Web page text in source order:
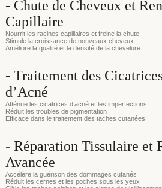
- Chute de Cheveux et
Capillaire
Nourrit les racines capillaires et freine la chute
Stimule la croissance de nouveaux cheveux
Améliore la qualité et la densité de la chevelure
- Traitement des
d’Acné
Atténue les cicatrices d’acné et les imperfections
Réduit les troubles de pigmentation
Efficace dans le traitement des taches cutanées
- Réparation Tissulaire et
Avancée
Accélère la guérison des dommages cutanés
Réduit les cernes et les poches sous les yeux